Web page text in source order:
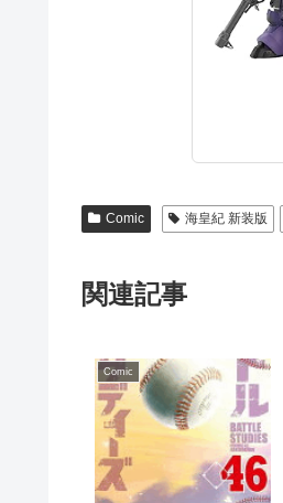
Comic 海皇紀 新装版
関連記事
Comic